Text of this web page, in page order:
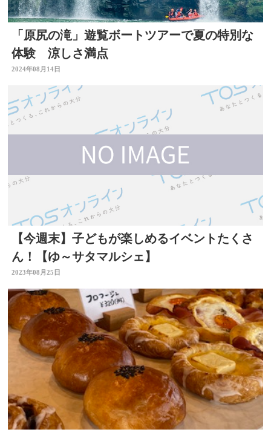
「原尻の滝」遊覧ボートツアーで夏の特別な
体験 涼しさ満点
2024年08月14日
【今週末】子どもが楽しめるイベントたくさ
ん！【ゆ～サタマルシェ】
2023年08月25日